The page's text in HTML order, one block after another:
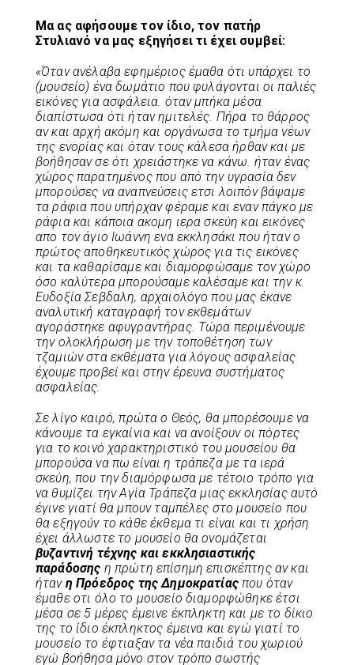
Μα ας αφήσουμε τον ίδιο, τον πατήρ
Στυλιανό να μας εξηγήσει τι έχει συμβεί:
«Όταν ανέλαβα εφημέριος έμαθα ότι υπάρχει το
(μουσείο) ένα δωμάτιο που φυλάγονται οι παλιές
εικόνες για ασφάλεια. όταν μπήκα μέσα
διαπίστωσα ότι ήταν ημιτελές. Πήρα το θάρρος
αν και αρχή ακόμη και οργάνωσα το τμήμα νέων
της ενορίας και όταν τους κάλεσα ήρθαν και με
βοήθησαν σε ότι χρειάστηκε να κάνω. ήταν ένας
χώρος παρατημένος που από την υγρασία δεν
μπορούσες να αναπνεύσεις ετσι λοιπόν βάψαμε
τα ράφια που υπήρχαν φέραμε και εναν πάγκο με
ράφια και κάποια ακομη ιερα σκεύη και εικόνες
απο τον άγιο Ιωάννη ενα εκκλησάκι που ήταν ο
πρώτος αποθηκευτικός χώρος για τις εικόνες
και τα καθαρίσαμε και διαμορφώσαμε τον χώρο
όσο καλύτερα μπορούσαμε καλέσαμε και την κ.
Ευδοξία Σεβδαλη, αρχαιολόγο που μας έκανε
αναλυτική καταγραφή τον εκθεμάτων
αγοράστηκε αφυγραντήρας. Τώρα περιμένουμε
την ολοκλήρωση με την τοποθέτηση των
τζαμιών στα εκθέματα για λόγους ασφαλείας
έχουμε προβεί και στην έρευνα συστήματος
ασφαλείας.
Σε λίγο καιρό, πρώτα ο Θεός, θα μπορέσουμε να
κάνουμε τα εγκαίνια και να ανοίξουν οι πόρτες
για το κοινό χαρακτηριστικό του μουσείου θα
μπορούσα να πω είναι η τράπεζα με τα ιερά
σκεύη, που την διαμόρφωσα με τέτοιο τρόπο για
να θυμίζει την Αγία Τράπεζα μιας εκκλησίας αυτό
έγινε γιατί θα μπουν ταμπέλες στο μουσείο που
θα εξηγούν το κάθε έκθεμα τι είναι και τι χρήση
έχει άλλωστε το μουσείο θα ονομάζεται
βυζαντινή τέχνης και εκκλησιαστικής
παράδοσης η πρώτη επίσημη επισκέπτης αν και
ήταν η Πρόεδρος της Δημοκρατίαςπου όταν
έμαθε οτι όλο το μουσείο διαμορφώθηκε έτσι
μέσα σε 5 μέρες έμεινε έκπληκτη και με το δίκιο
της το ίδιο έκπληκτος έμεινα και εγώ γιατί το
μουσείο το έφτιαξαν τα νέα παιδιά του χωριού
εγώ βοήθησα μόνο στον τρόπο σωστής